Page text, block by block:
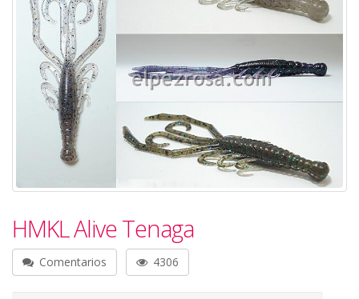
HMKL Alive Tenaga
Comentarios 4306